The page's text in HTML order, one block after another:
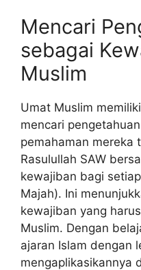
Mencari
sebagai
Muslim
Umat Muslim
mencari
pemahaman mereka
Rasulullah SAW
kewajiban bagi
Majah). Ini
kewajiban yang
Muslim. Dengan
ajaran Islam dengan
mengaplikasikannya